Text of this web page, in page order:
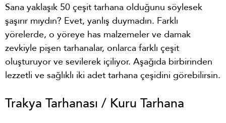
Sana yaklaşık 50 çeşit tarhana olduğunu söylesek
şaşırır mıydın? Evet, yanlış duymadın. Farklı
yörelerde, o yöreye has malzemeler ve damak
zevkiyle pişen tarhanalar, onlarca farklı çeşit
oluşturuyor ve sevilerek içiliyor. Aşağıda birbirinden
lezzetli ve sağlıklı iki adet tarhana çeşidini görebilirsin.
Trakya Tarhanası / Kuru Tarhana